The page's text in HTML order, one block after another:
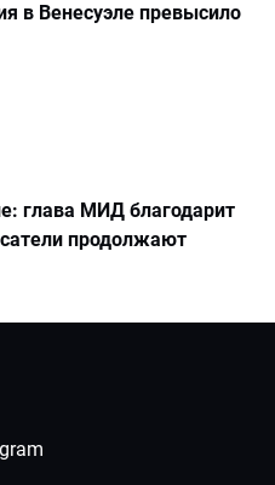
в Венесуэле превысило
глава МИД благодарит
продолжают